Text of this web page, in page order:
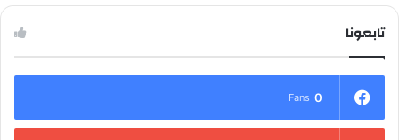
تابعونا
0
Fans